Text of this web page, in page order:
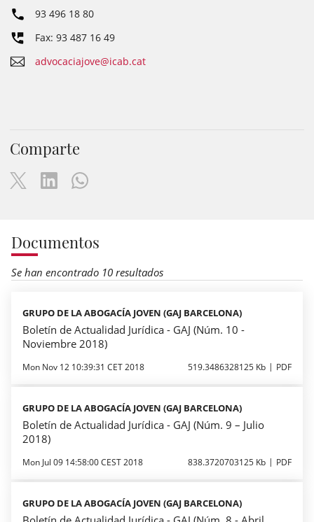
93 496 18 80
Fax: 93 487 16 49
advocaciajove@icab.cat
Comparte
Documentos
Se han encontrado 10 resultados
GRUPO DE LA ABOGACÍA JOVEN (GAJ BARCELONA)
Boletín de Actualidad Jurídica - GAJ (Núm. 10 -
Noviembre 2018)
Mon Nov 12 10:39:31 CET 2018 519.3486328125 Kb PDF
GRUPO DE LA ABOGACÍA JOVEN (GAJ BARCELONA)
Boletín de Actualidad Jurídica - GAJ (Núm. 9 – Julio
2018)
Mon Jul 09 14:58:00 CEST 2018 838.3720703125 Kb PDF
GRUPO DE LA ABOGACÍA JOVEN (GAJ BARCELONA)